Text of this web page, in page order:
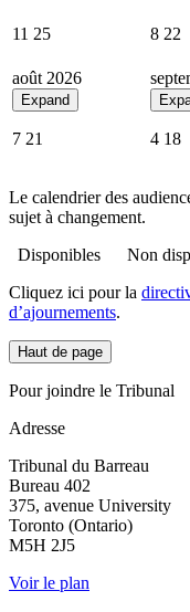
11 25 8 22
août 2026
Expand
7 21 4 18
Le calendrier des
sujet à changement.
Disponibles
Non
Cliquez ici pour la
d’ajournements.
Haut de page
Pour joindre le Tribunal
Adresse
Tribunal du Barreau
Bureau 402
375, avenue University
Toronto (Ontario)
M5H 2J5
Voir le plan